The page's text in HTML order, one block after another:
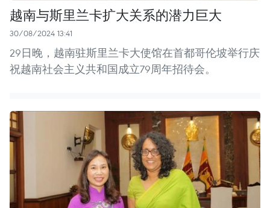
越南与斯里兰卡扩大关系的潜力巨大
30/08/2024 13:41
29日晚，越南驻斯里兰卡大使馆在首都哥伦坡举行庆
祝越南社会主义共和国成立79周年招待会。